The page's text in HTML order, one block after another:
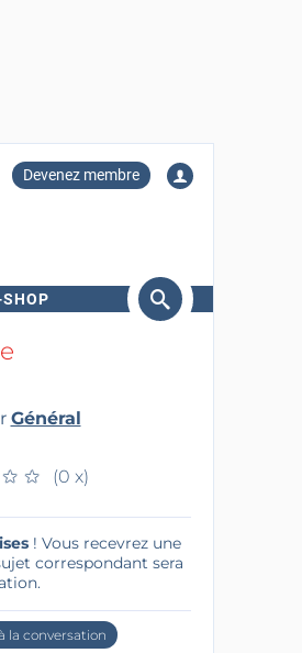
Devenez membre
SHOP
Général
★ ★
★ ★ (0 x)
! Vous recevrez une
correspondant sera
la conversation